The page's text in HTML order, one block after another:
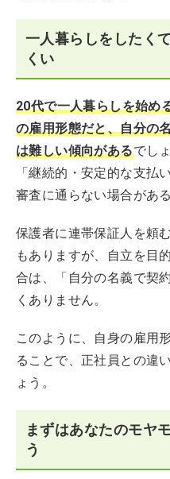
一人暮らしをしたく
くい
20代で一人暮らしを始め
の雇用形態だと、自分の
は難しい傾向があるでし
「継続的・安定的な支払
審査に通らない場合があ
保護者に連帯保証人を頼
もありますが、自立を目
合は、「自分の名義で契
くありません。
このように、自身の雇用
ることで、正社員との違
ょう。
まずはあなたのモヤ
う